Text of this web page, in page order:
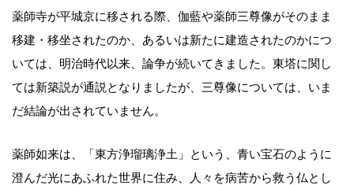
薬師寺が平城京に移される際、伽藍や薬師三尊像がそのまま
移建・移坐されたのか、あるいは新たに建造されたのかにつ
いては、明治時代以来、論争が続いてきました。東塔に関し
ては新築説が通説となりましたが、三尊像については、いま
だ結論が出されていません。
薬師如来は、「東方浄瑠璃浄土」という、青い宝石のように
澄んだ光にあふれた世界に住み、人々を病苦から救う仏とし